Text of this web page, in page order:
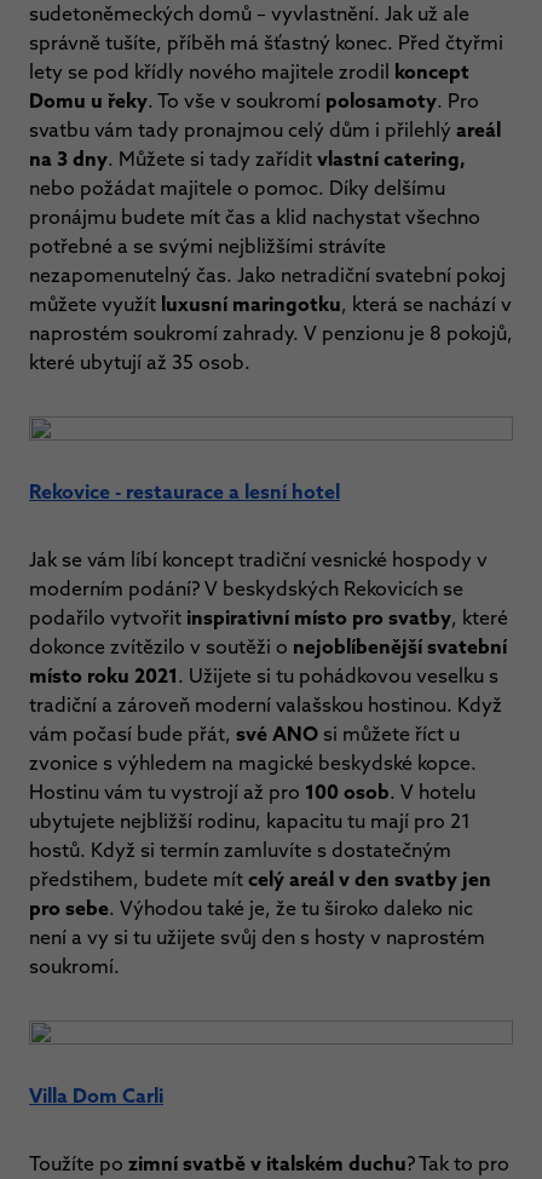
sudetoněmeckých domů – vyvlastnění. Jak už ale
správně tušíte, příběh má šťastný konec. Před čtyřmi
lety se pod křídly nového majitele zrodil koncept
Domu u řeky. To vše v soukromí polosamoty. Pro
svatbu vám tady pronajmou celý dům i přilehlý areál
na 3 dny. Můžete si tady zaříditvlastní catering,
nebo požádat majitele o pomoc. Díky delšímu
pronájmu budete mít čas a klid nachystat všechno
potřebné a se svými nejbližšími strávíte
nezapomenutelný čas. Jako netradiční svatební pokoj
můžete využít luxusní maringotku, která se nachází v
naprostém soukromí zahrady. V penzionu je 8 pokojů,
které ubytují až 35 osob.
Rekovice - restaurace a lesní hotel
Jak se vám líbí koncept tradiční vesnické hospody v
moderním podání? V beskydských Rekovicích se
podařilo vytvořit inspirativní místo pro svatby, které
dokonce zvítězilo v soutěži o nejoblíbenější svatební
místo roku 2021. Užijete si tu pohádkovou veselku s
tradiční a zároveň moderní valašskou hostinou. Když
vám počasí bude přát, své ANO si můžete říct u
zvonice s výhledem na magické beskydské kopce.
Hostinu vám tu vystrojí až pro 100 osob. V hotelu
ubytujete nejbližší rodinu, kapacitu tu mají pro 21
hostů. Když si termín zamluvíte s dostatečným
předstihem, budete mítcelý areál v den svatby jen
pro sebe. Výhodou také je, že tu široko daleko nic
není a vy si tu užijete svůj den s hosty v naprostém
soukromí.
Villa Dom Carli
Toužíte po zimní svatbě v italském duchu? Tak to pro